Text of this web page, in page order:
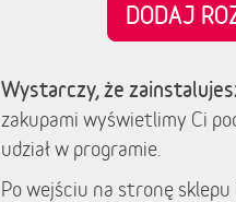
DODAJ
Wystarczy, że
zakupami wyświetlimy Ci
udział w programie.
Po wejściu na stronę